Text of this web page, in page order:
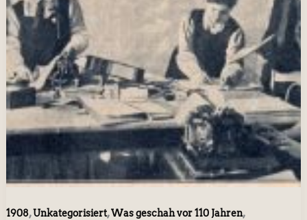
1908,Unkategorisiert,Was geschah vor 110 Jahren,